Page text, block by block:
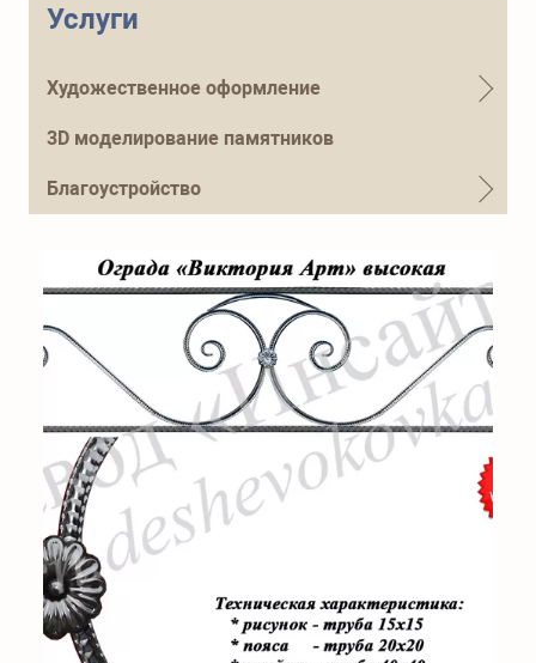
Услуги
Художественное оформление
3D моделирование памятников
Благоустройство